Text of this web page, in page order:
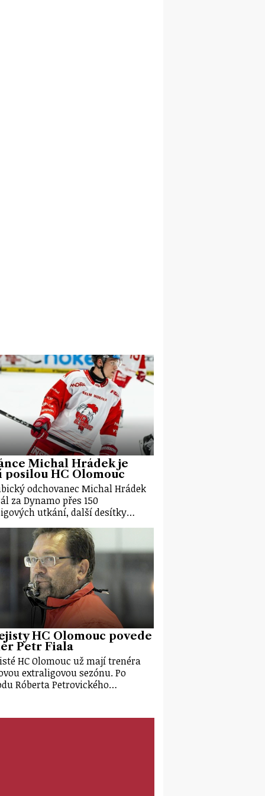
Michal Hrádek je
posilou HC Olomouc
odchovanec Michal Hrádek
za Dynamo přes 150
utkání, další desítky…
HC Olomouc povede
Petr Fiala
HC Olomouc už mají trenéra
extraligovou sezónu. Po
Róberta Petrovického…